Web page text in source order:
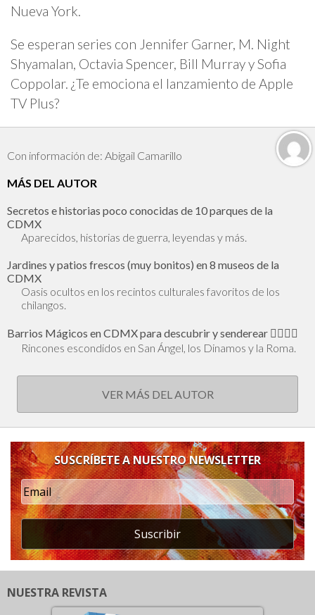
Nueva York.
Se esperan series con Jennifer Garner, M. Night
Shyamalan, Octavia Spencer, Bill Murray y Sofia
Coppolar. ¿Te emociona el lanzamiento de Apple
TV Plus?
Con información de: Abigail Camarillo
MÁS DEL AUTOR
Secretos e historias poco conocidas de 10 parques de la
CDMX
Aparecidos, historias de guerra, leyendas y más.
Jardines y patios frescos (muy bonitos) en 8 museos de la
CDMX
Oasis ocultos en los recintos culturales favoritos de los
chilangos.
Barrios Mágicos en CDMX para descubrir y senderear 🕵🏻‍♂️✨
Rincones escondidos en San Ángel, los Dinamos y la Roma.
VER MÁS DEL AUTOR
SUSCRÍBETE A NUESTRO NEWSLETTER
Suscribir
NUESTRA REVISTA